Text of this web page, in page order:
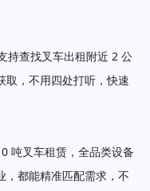
持查找叉车出租附近 2 公
取，不用四处打听，快速
吨叉车租赁，全品类设备
，都能精准匹配需求，不